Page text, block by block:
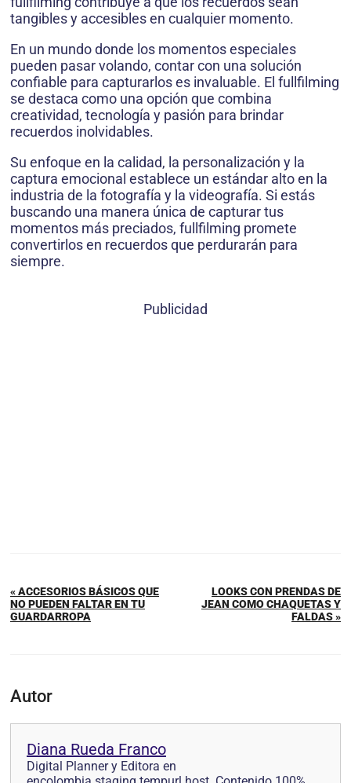
tangibles y accesibles en cualquier momento.
En un mundo donde los momentos especiales
pueden pasar volando, contar con una solución
confiable para capturarlos es invaluable. El fullfilming
se destaca como una opción que combina
creatividad, tecnología y pasión para brindar
recuerdos inolvidables.
Su enfoque en la calidad, la personalización y la
captura emocional establece un estándar alto en la
industria de la fotografía y la videografía. Si estás
buscando una manera única de capturar tus
momentos más preciados, fullfilming promete
convertirlos en recuerdos que perdurarán para
siempre.
Publicidad
« ACCESORIOS BÁSICOS QUE
NO PUEDEN FALTAR EN TU
GUARDARROPA
LOOKS CON PRENDAS DE
JEAN COMO CHAQUETAS Y
FALDAS »
Autor
Diana Rueda Franco
Digital Planner y Editora en